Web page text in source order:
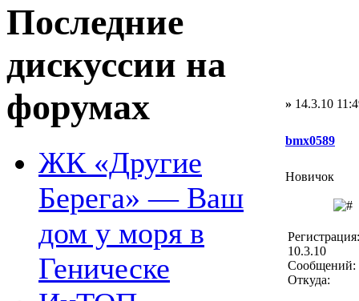
Последние
дискуссии на
форумах
ЖК «Другие
Берега» — Ваш
дом у моря в
Геническе
» 14.3.10
bmx0589
Новичок
Регистрация:
10.3.10
Сообщений:
Откуда: